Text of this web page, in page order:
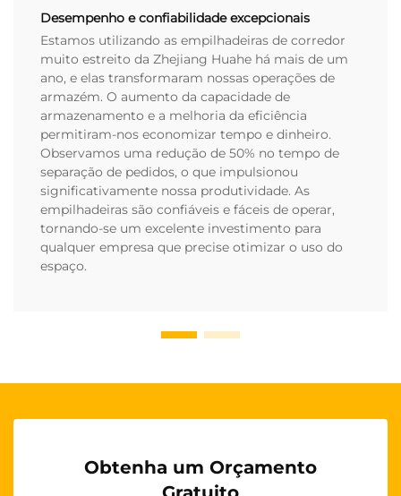
Desempenho e confiabilidade excepcionais
Estamos utilizando as empilhadeiras de corredor
muito estreito da Zhejiang Huahe há mais de um
ano, e elas transformaram nossas operações de
armazém. O aumento da capacidade de
armazenamento e a melhoria da eficiência
permitiram-nos economizar tempo e dinheiro.
Observamos uma redução de 50% no tempo de
separação de pedidos, o que impulsionou
significativamente nossa produtividade. As
empilhadeiras são confiáveis e fáceis de operar,
tornando-se um excelente investimento para
qualquer empresa que precise otimizar o uso do
espaço.
Obtenha um Orçamento